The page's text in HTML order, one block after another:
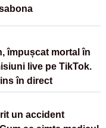
împușcat mortal în
live pe TikTok.
în direct
un accident